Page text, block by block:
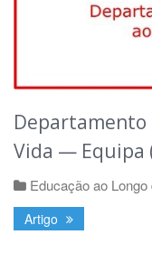
Departamento
Vida — Equipa
Educação ao Longo
Artigo